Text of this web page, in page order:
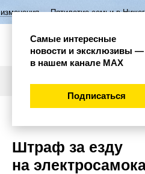
семьи в Нижегородской
Штраф за езду
на
Самые интересные
новости и эксклюзивы —
в нашем канале МАХ
Подписаться